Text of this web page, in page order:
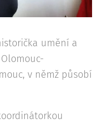
umění a
v němž působí